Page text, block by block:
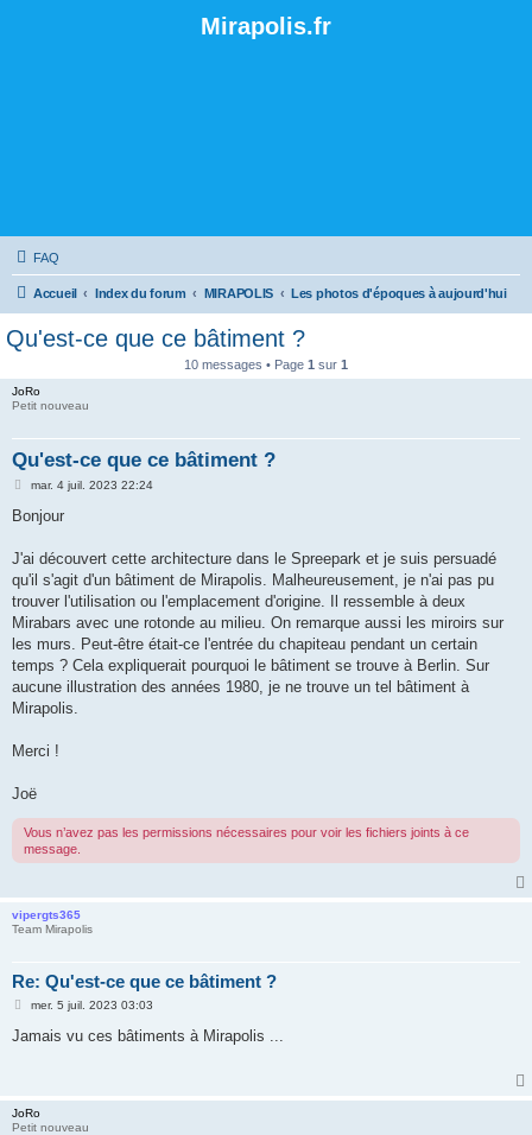
Mirapolis.fr
FAQ
Accueil Index du forum MIRAPOLIS Les photos d'époques à aujourd'hui
Qu'est-ce que ce bâtiment ?
10 messages • Page 1 sur 1
JoRo
Petit nouveau
Qu'est-ce que ce bâtiment ?
M
s
g
mar. 4 juil. 2023 22:24
Bonjour
J'ai découvert cette architecture dans le Spreepark et je suis persuadé
qu'il s'agit d'un bâtiment de Mirapolis. Malheureusement, je n'ai pas pu
trouver l'utilisation ou l'emplacement d'origine. Il ressemble à deux
Mirabars avec une rotonde au milieu. On remarque aussi les miroirs sur
les murs. Peut-être était-ce l'entrée du chapiteau pendant un certain
temps ? Cela expliquerait pourquoi le bâtiment se trouve à Berlin. Sur
aucune illustration des années 1980, je ne trouve un tel bâtiment à
Mirapolis.
Merci !
Joë
Vous n’avez pas les permissions nécessaires pour voir les fichiers joints à ce
message.
vipergts365
Team Mirapolis
Re: Qu'est-ce que ce bâtiment ?
M
s
mer. 5 juil. 2023 03:03
Jamais vu ces bâtiments à Mirapolis ...
JoRo
Petit nouveau